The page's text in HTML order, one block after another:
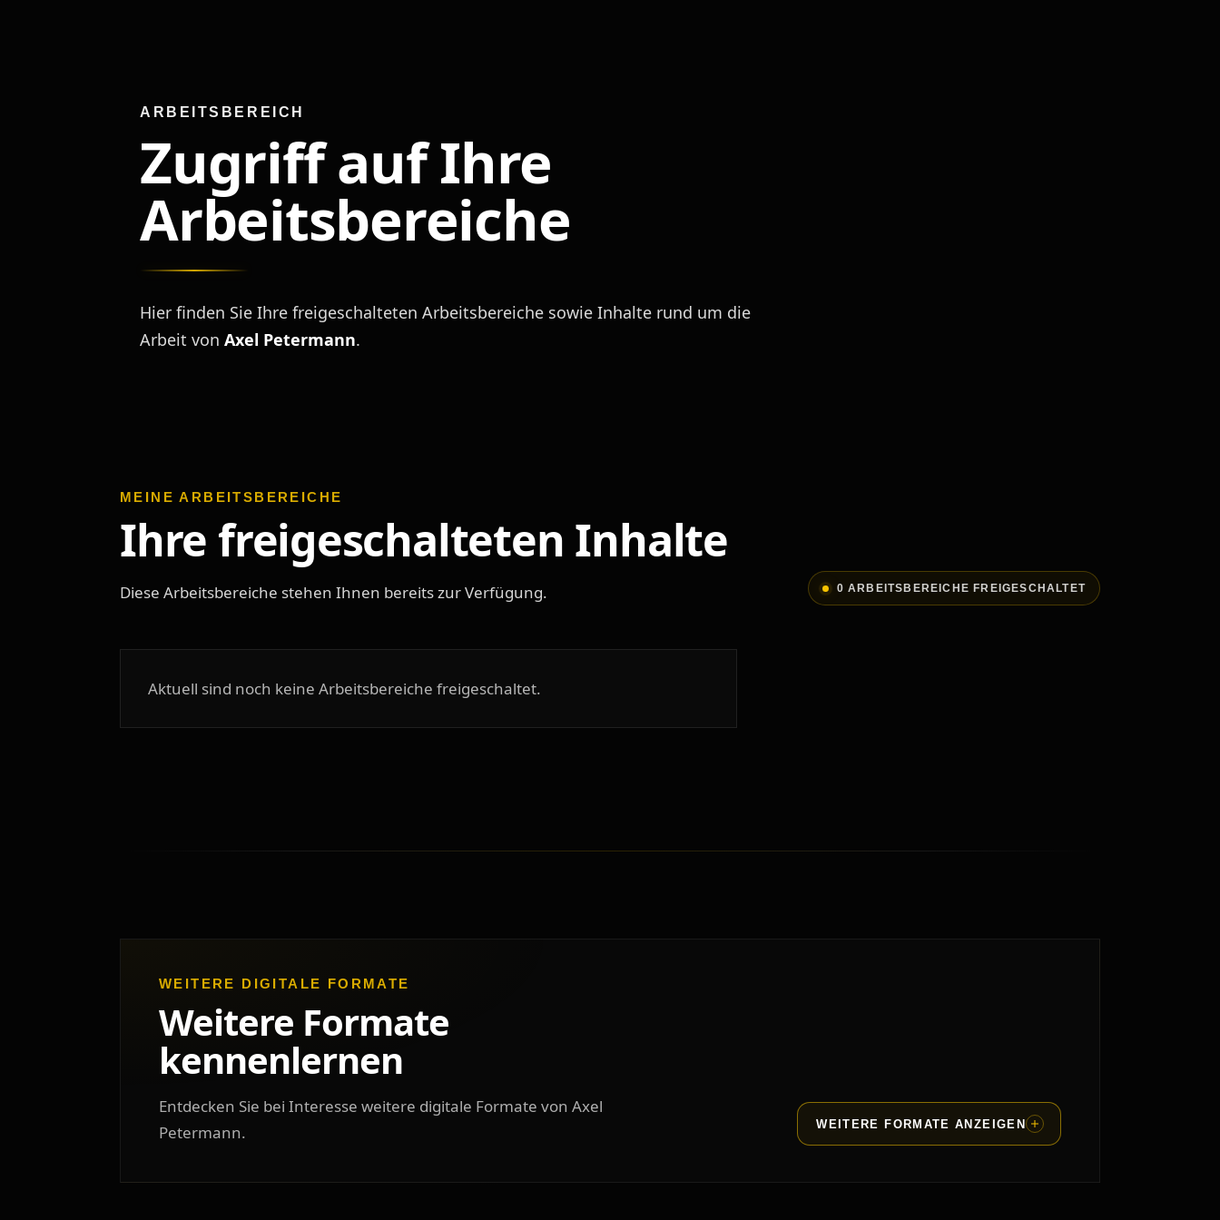
ARBEITSBEREICH
Zugriff auf Ihre
Arbeitsbereiche
Hier finden Sie Ihre freigeschalteten Arbeitsbereiche sowie Inhalte rund um die
Arbeit von Axel Petermann.
MEINE ARBEITSBEREICHE
Ihre freigeschalteten Inhalte
Diese Arbeitsbereiche stehen Ihnen bereits zur Verfügung. 0 ARBEITSBEREICHE FREIGESCHALTET
Aktuell sind noch keine Arbeitsbereiche freigeschaltet.
WEITERE DIGITALE FORMATE
Weitere Formate
kennenlernen
Entdecken Sie bei Interesse weitere digitale Formate von Axel
Petermann.
WEITERE FORMATE ANZEIGEN